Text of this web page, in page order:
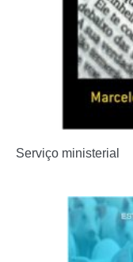
Serviço ministerial